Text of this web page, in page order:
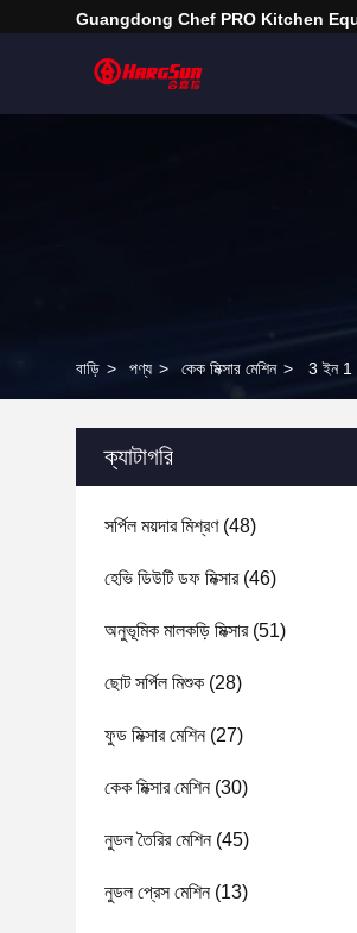
Guangdong Chef PRO Kitchen
বাড়ি > পণ্য > কেক মিক্সার মেশিন > 3 ইন 1
ক্যাটাগরি
সর্পিল ময়দার মিশ্রণ(48)
হেভি ডিউটি ​​ডফ মিক্সার(46)
অনুভূমিক মালকড়ি মিক্সার(51)
ছোট সর্পিল মিশুক (28)
ফুড মিক্সার মেশিন(27)
কেক মিক্সার মেশিন(30)
নুডল তৈরির মেশিন(45)
নুডল প্রেস মেশিন(13)